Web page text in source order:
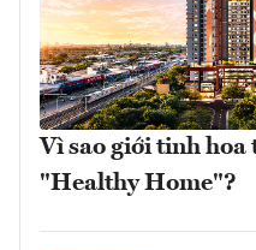
Vì sao giới tinh hoa
"Healthy Home"?